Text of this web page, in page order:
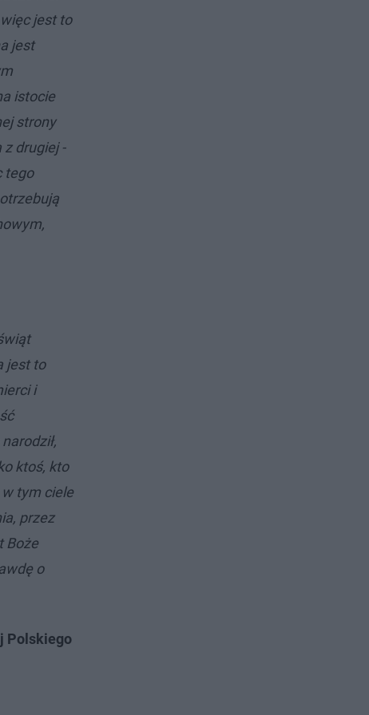
jest to
jest
istocie
strony
z drugiej -
tego
jest to
i
ktoś, kto
w tym ciele
przez
Boże
o
Polskiego